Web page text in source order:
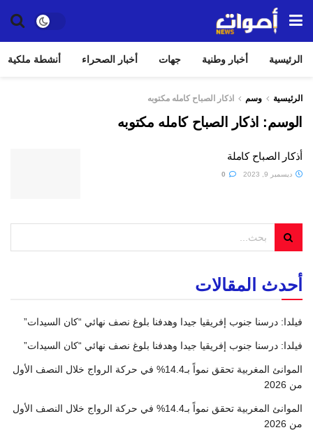
الرئيسية أخبار وطنية جهات أخبار الصحراء أنشطة ملكية
الرئيسية وسم اذكار الصباح كامله مكتوبه
الوسم: اذكار الصباح كامله مكتوبه
أذكار الصباح كاملة
ديسمبر 9, 2023
أحدث المقالات
فيلدا: درسنا جنوب إفريقيا جيدا وهدفنا بلوغ نصف نهائي “كان السيدات”
فيلدا: درسنا جنوب إفريقيا جيدا وهدفنا بلوغ نصف نهائي “كان السيدات”
الموانئ المغربية تحقق نمواً بـ14.4% في حركة الرواج خلال النصف الأول
من 2026
الموانئ المغربية تحقق نمواً بـ14.4% في حركة الرواج خلال النصف الأول
من 2026